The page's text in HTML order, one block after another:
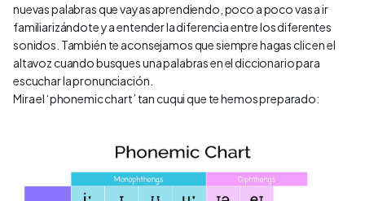
nuevas palabras que vayas aprendiendo, poco a poco vas a ir
familiarizándote y a entender la diferencia entre los diferentes
sonidos. También te aconsejamos que siempre hagas clic en el
altavoz cuando busques una palabras en el diccionario para
escuchar la pronunciación.
Mira el ‘phonemic chart’ tan cuqui que te hemos preparado: